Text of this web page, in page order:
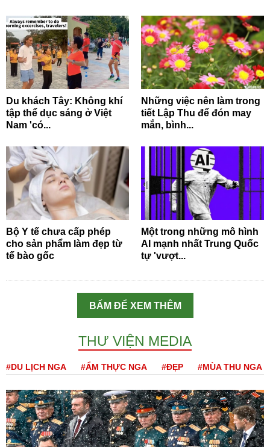
Du khách Tây: Không khí
tập thể dục sáng ở Việt
Nam 'có...
Những việc nên làm trong
tiết Lập Thu để đón may
mắn, bình...
Bộ Y tế chưa cấp phép
cho sản phẩm làm đẹp từ
tế bào gốc
Một trong những mô hình
AI mạnh nhất Trung Quốc
tự 'vượt...
BẤM ĐỂ XEM THÊM
THƯ VIỆN MEDIA
#DU LỊCH NGA #ẨM THỰC NGA #ĐẸP #MÙA THU NGA